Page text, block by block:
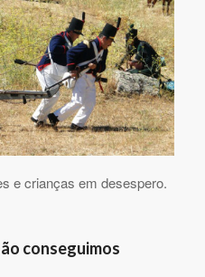
e crianças em desespero.
conseguimos